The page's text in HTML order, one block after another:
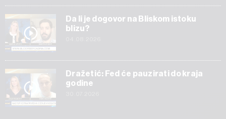
Da li je dogovor na Bliskom istoku
blizu?
Dražetić: Fed će pauzirati do kraja
godine